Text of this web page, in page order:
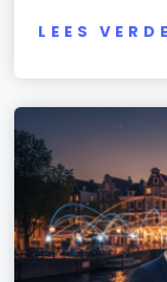
LEES